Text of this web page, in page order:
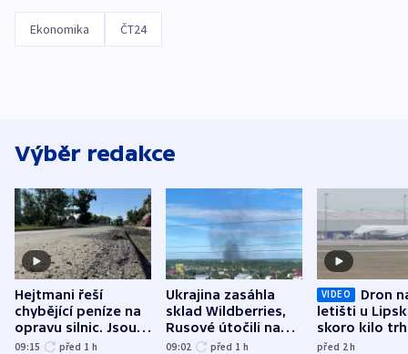
Ekonomika ČT24
Výběr redakce
Hejtmani řeší
chybějící peníze na
opravu silnic. Jsou
nenárokové, namítá
09:15 před 1 h
Ukrajina zasáhla
sklad Wildberries,
Rusové útočili na
trh, hasiče či
09:02 před 1 h
VIDEO
Dron
letišti u
skoro kilo
indicie
před 2h